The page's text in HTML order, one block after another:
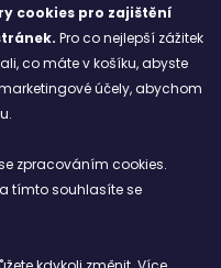
cookies pro zajištění
Pro co nejlepší zážitek
co máte v košíku, abyste
účely, abychom
zpracováním cookies.
tímto souhlasíte se